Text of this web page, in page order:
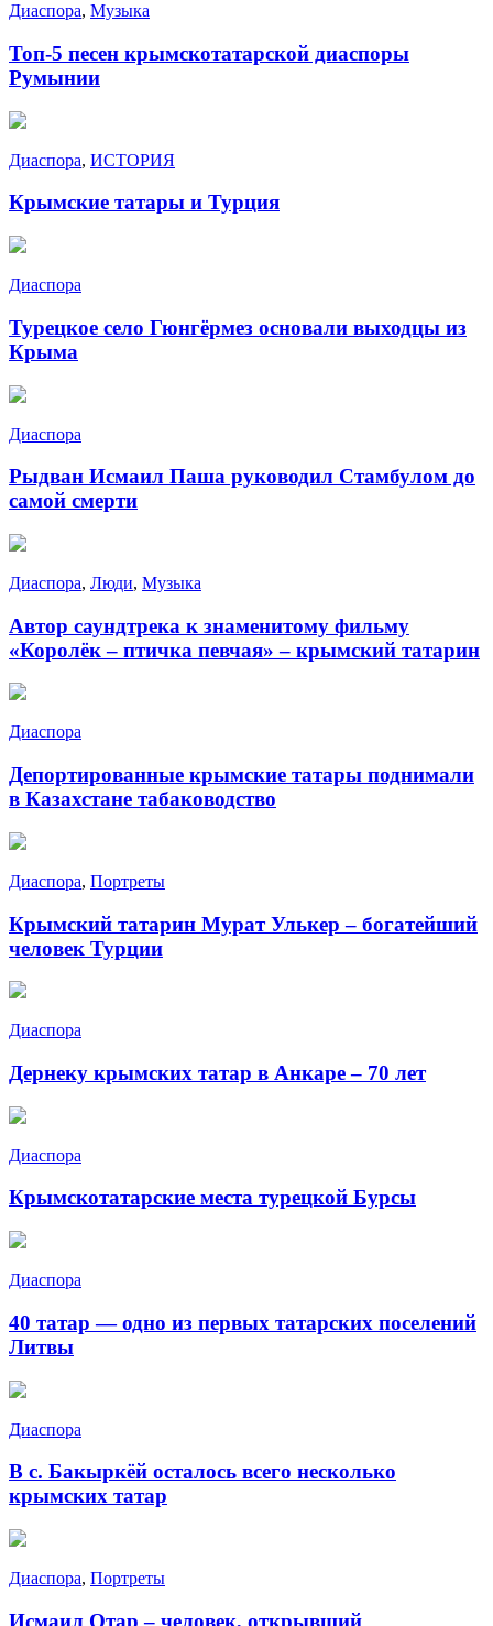
Диаспора, Музыка
Топ-5 песен крымскотатарской диаспоры
Румынии
Диаспора, ИСТОРИЯ
Крымские татары и Турция
Диаспора
Турецкое село Гюнгёрмез основали выходцы из
Крыма
Диаспора
Рыдван Исмаил Паша руководил Стамбулом до
самой смерти
Диаспора, Люди, Музыка
Автор саундтрека к знаменитому фильму
«Королёк – птичка певчая» – крымский татарин
Диаспора
Депортированные крымские татары поднимали
в Казахстане табаководство
Диаспора, Портреты
Крымский татарин Мурат Улькер – богатейший
человек Турции
Диаспора
Дернеку крымских татар в Анкаре – 70 лет
Диаспора
Крымскотатарские места турецкой Бурсы
Диаспора
40 татар — одно из первых татарских поселений
Литвы
Диаспора
В с. Бакыркёй осталось всего несколько
крымских татар
Диаспора, Портреты
Исмаил Отар – человек, открывший